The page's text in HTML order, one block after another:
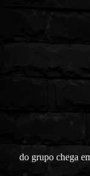
do grupo chega